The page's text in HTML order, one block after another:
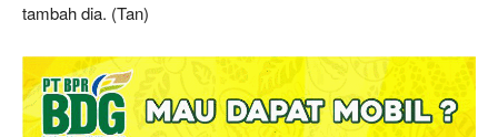
tambah dia. (Tan)